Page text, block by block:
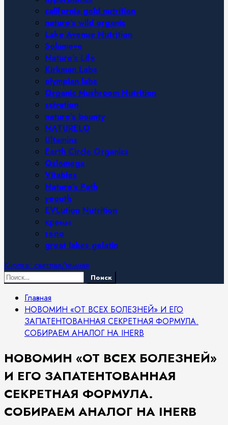
california gold nutrition
nature’s wild organic
Lake Avenue Nutrition
Solumeve
Nature’s Life
Kirkman Labs
olympian labs
Organic Mushroom Nutrition
scivation
nature’s bounty
NATURELO
Ultamins
Earth Circle Organics
Oslomega
Vitables
Nature’s Path
yeouth
EVLution Nutrition
кремы
тело
great lakes gelatin
Кнопка: светлая/темная
Найти:
Главная
НОВОМИН «ОТ ВСЕХ БОЛЕЗНЕЙ» И ЕГО
ЗАПАТЕНТОВАННАЯ СЕКРЕТНАЯ ФОРМУЛА.
СОБИРАЕМ АНАЛОГ НА IHERB
НОВОМИН «ОТ ВСЕХ БОЛЕЗНЕЙ»
И ЕГО ЗАПАТЕНТОВАННАЯ
СЕКРЕТНАЯ ФОРМУЛА.
СОБИРАЕМ АНАЛОГ НА IHERB